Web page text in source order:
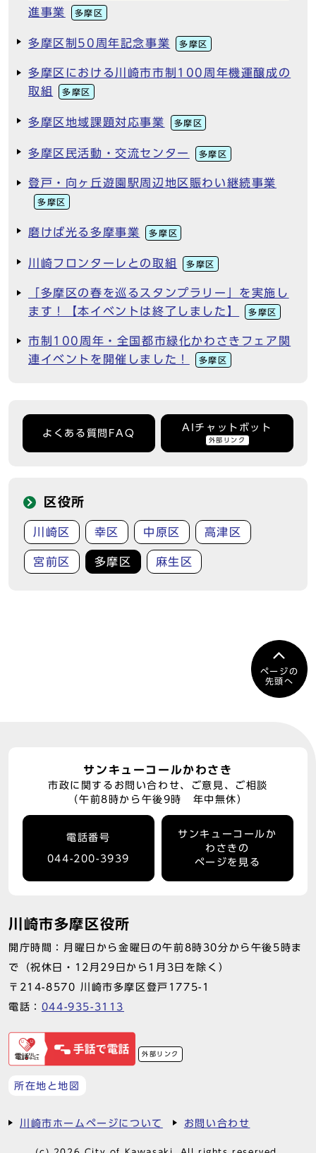
進事業
多摩区
多摩区制50周年記念事業 多摩区
多摩区における川崎市市制100周年機運醸成の
取組
多摩区
多摩区地域課題対応事業 多摩区
多摩区民活動・交流センター 多摩区
登戸・向ヶ丘遊園駅周辺地区賑わい継続事業
多摩区
磨けば光る多摩事業 多摩区
川崎フロンターレとの取組 多摩区
「多摩区の春を巡るスタンプラリー」を実施し
ます！【本イベントは終了しました】
多摩区
市制100周年・全国都市緑化かわさきフェア関
連イベントを開催しました！
多摩区
よくある質問FAQ
AIチャットボット
外部リンク
区役所
川崎区 幸区 中原区 高津区
宮前区 多摩区 麻生区
ページの
先頭へ
サンキューコールかわさき
市政に関するお問い合わせ、ご意見、ご相談
（午前8時から午後9時 年中無休）
電話番号
044-200-3939
サンキューコールか
わさきの
ページを見る
川崎市多摩区役所
開庁時間：月曜日から金曜日の午前8時30分から午後5時ま
で（祝休日・12月29日から1月3日を除く）
〒214-8570 川崎市多摩区登戸1775-1
電話： 044-935-3113
外部リンク
所在地と地図
川崎市ホームページについて お問い合わせ